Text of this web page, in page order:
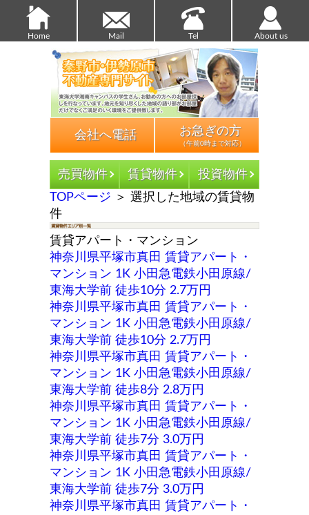
Home Mail Tel About us
会社へ電話 お急ぎの方
（午前0時まで対応）
TOPページ ＞ 選択した地域の賃貸物
件
賃貸アパート・マンション
神奈川県平塚市真田 賃貸アパート・
マンション 1K 小田急電鉄小田原線/
東海大学前 徒歩10分 2.7万円
神奈川県平塚市真田 賃貸アパート・
マンション 1K 小田急電鉄小田原線/
東海大学前 徒歩10分 2.7万円
神奈川県平塚市真田 賃貸アパート・
マンション 1K 小田急電鉄小田原線/
東海大学前 徒歩8分 2.8万円
神奈川県平塚市真田 賃貸アパート・
マンション 1K 小田急電鉄小田原線/
東海大学前 徒歩7分 3.0万円
神奈川県平塚市真田 賃貸アパート・
マンション 1K 小田急電鉄小田原線/
東海大学前 徒歩7分 3.0万円
神奈川県平塚市真田 賃貸アパート・